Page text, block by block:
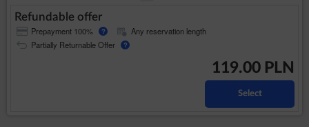
Refundable offer
Prepayment 100% ?
Any reservation length
Partially Returnable Offer
?
119.00 PLN
Select